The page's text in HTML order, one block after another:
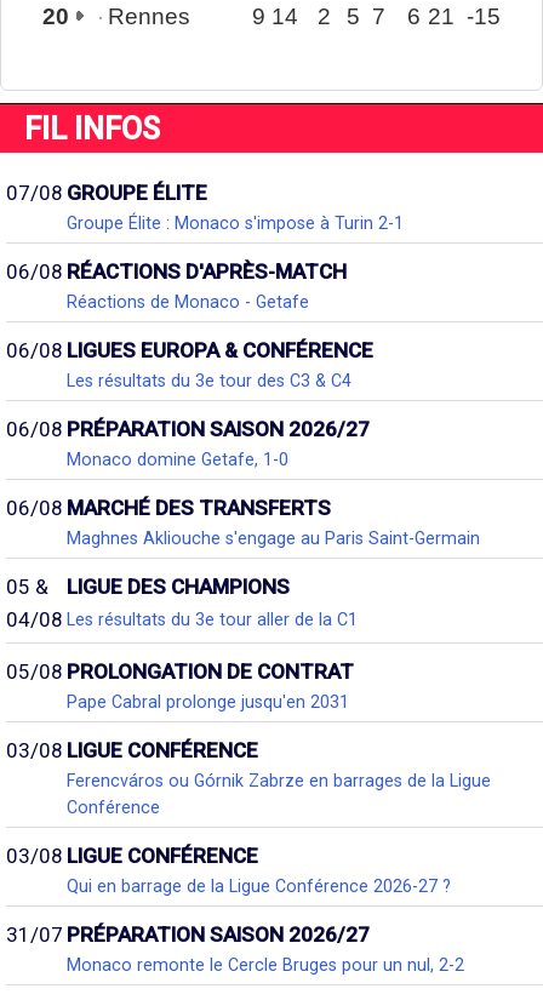
20 Rennes 9 14 2 5 7 6 21 -15
FIL INFOS
07/08 GROUPE ÉLITE
Groupe Élite : Monaco s'impose à Turin 2-1
06/08 RÉACTIONS D'APRÈS-MATCH
Réactions de Monaco - Getafe
06/08 LIGUES EUROPA & CONFÉRENCE
Les résultats du 3e tour des C3 & C4
06/08 PRÉPARATION SAISON 2026/27
Monaco domine Getafe, 1-0
06/08 MARCHÉ DES TRANSFERTS
Maghnes Akliouche s'engage au Paris Saint-Germain
05 &
04/08
LIGUE DES CHAMPIONS
Les résultats du 3e tour aller de la C1
05/08 PROLONGATION DE CONTRAT
Pape Cabral prolonge jusqu'en 2031
03/08 LIGUE CONFÉRENCE
Ferencváros ou Górnik Zabrze en barrages de la Ligue
Conférence
03/08 LIGUE CONFÉRENCE
Qui en barrage de la Ligue Conférence 2026-27 ?
31/07 PRÉPARATION SAISON 2026/27
Monaco remonte le Cercle Bruges pour un nul, 2-2